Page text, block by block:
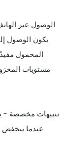
الوصول عبر
يكون الوصول
المحمول
مستويات
تنبيهات مخصصة -
عندما ينخفض